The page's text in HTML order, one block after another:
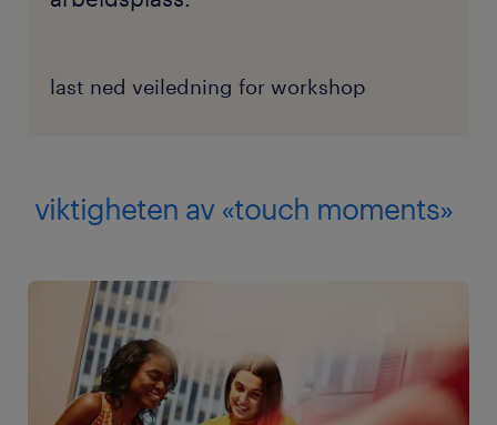
last ned veiledning for workshop
viktigheten av «touch moments»